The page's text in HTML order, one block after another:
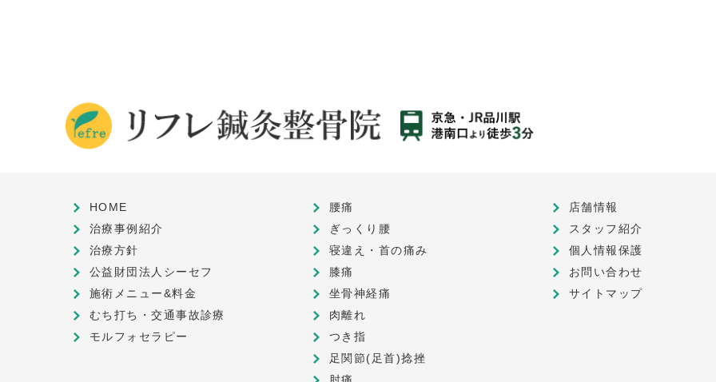
HOME
治療事例紹介
治療方針
公益財団法人シーセフ
施術メニュー&料金
むち打ち・交通事故診療
モルフォセラピー
腰痛
ぎっくり腰
寝違え・首の痛み
膝痛
坐骨神経痛
肉離れ
つき指
足関節(足首)捻挫
店舗情報
スタッフ紹介
個人情報保護
お問い合わせ
サイトマップ